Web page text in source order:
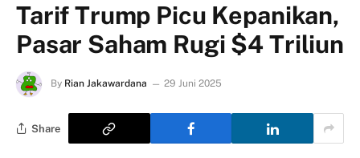
Tarif Trump Picu Kepanikan,
Pasar Saham Rugi $4 Triliun
By Rian Jakawardana 29 Juni 2025
Share